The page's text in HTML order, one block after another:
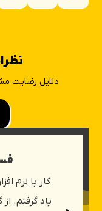
دلایل رضایت
کار با نرم
یاد گرفتم.